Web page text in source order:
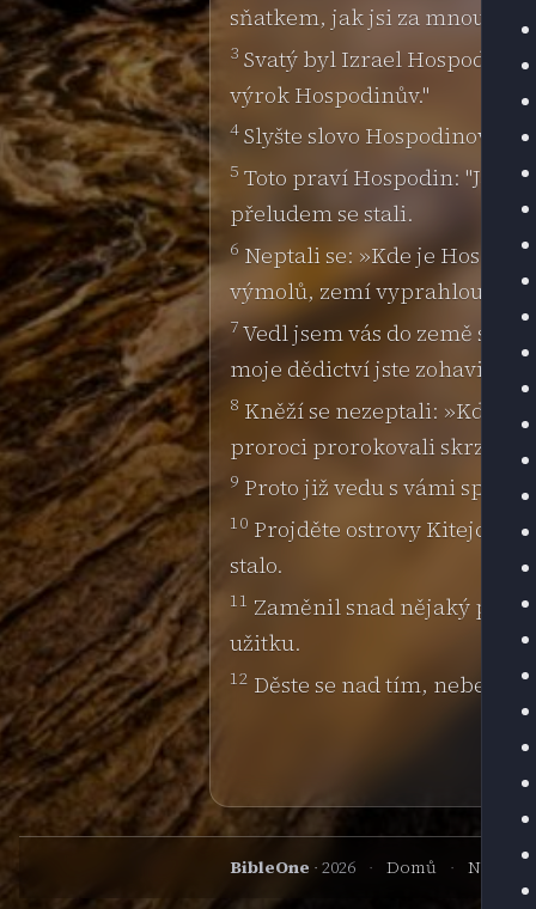
sňatkem, jak jsi za mnou
3 Svatý byl Izrael
výrok Hospodinův."
4 Slyšte slovo Hospodinovo,
5 Toto praví Hospodin: "Jaké
přeludem se stali.
6 Neptali se: »Kde je
výmolů, zemí vyprahlou,
7 Vedl jsem vás do země
moje dědictví jste zohavili.
8 Kněží se nezeptali: »Kde
proroci prorokovali skrze
9 Proto již vedu s vámi spor,
10 Projděte ostrovy Kitejců a
stalo.
11 Zaměnil snad nějaký
užitku.
12 Děste se nad tím, nebesa,
BibleOne · 2026 · Domů ·